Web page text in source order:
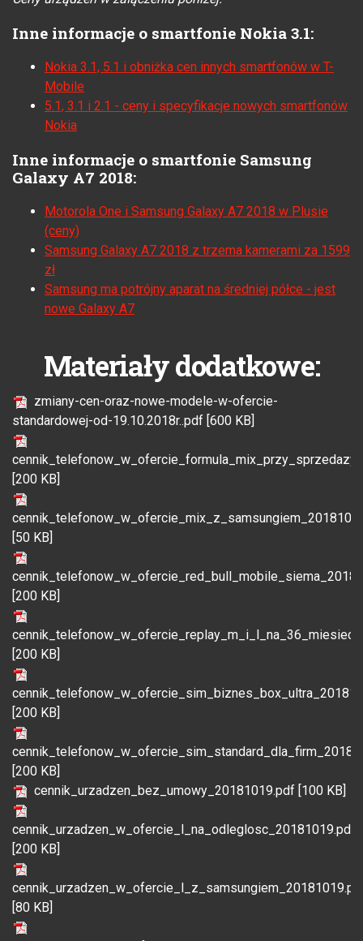
Inne informacje o smartfonie Nokia 3.1:
Nokia 3.1, 5.1 i obniżka cen innych smartfonów w T-
Mobile
5.1, 3.1 i 2.1 - ceny i specyfikacje nowych smartfonów
Nokia
Inne informacje o smartfonie Samsung
Galaxy A7 2018:
Motorola One i Samsung Galaxy A7 2018 w Plusie
(ceny)
Samsung Galaxy A7 2018 z trzema kamerami za 1599
zł
Samsung ma potrójny aparat na średniej półce - jest
nowe Galaxy A7
Materiały dodatkowe:
zmiany-cen-oraz-nowe-modele-w-ofercie-
standardowej-od-19.10.2018r..pdf [600 KB]
[200 KB]
[50 KB]
[200 KB]
[200 KB]
[200 KB]
[200 KB]
cennik_urzadzen_bez_umowy_20181019.pdf [100 KB]
cennik_urzadzen_w_ofercie_l_na_odleglosc_20181019.pdf
[200 KB]
[80 KB]